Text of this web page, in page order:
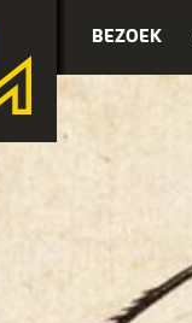
BEZOEK